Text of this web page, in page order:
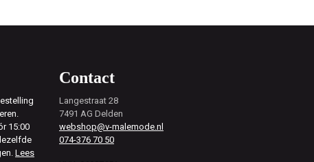
15:00
Lees
Contact
Langestraat 28
7491 AG Delden
webshop@v-malemode.nl
074-376 70 50